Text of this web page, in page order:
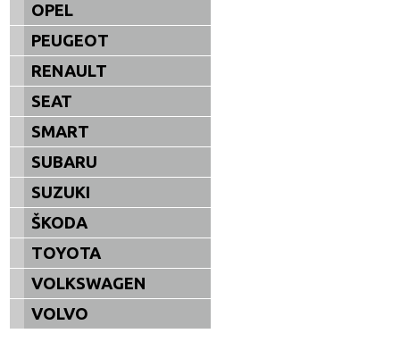
OPEL
PEUGEOT
RENAULT
SEAT
SMART
SUBARU
SUZUKI
ŠKODA
TOYOTA
VOLKSWAGEN
VOLVO